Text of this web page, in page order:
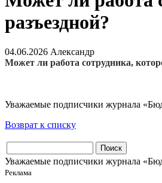
разъездной?
04.06.2026 Александр
Может ли работа сотрудника,
Уважаемые подписчики журнала
Возврат к списку
Уважаемые подписчики журнала
Реклама